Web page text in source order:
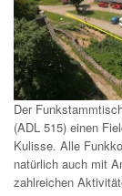
Der
(ADL 515) einen
Kulisse. Alle
natürlich auch mit
zahlreichen